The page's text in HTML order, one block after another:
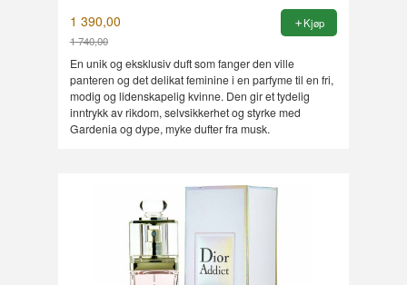
1 390,00
1 740,00
Rabatt
Kjøp
En unik og eksklusiv duft som fanger den ville
panteren og det delikat feminine i en parfyme til en fri,
modig og lidenskapelig kvinne. Den gir et tydelig
inntrykk av rikdom, selvsikkerhet og styrke med
Gardenia og dype, myke dufter fra musk.